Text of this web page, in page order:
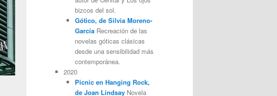
bizcos del sol.
Gótico, de Silvia Moreno-
GarcíaRecreación de las
novelas góticas clásicas
desde una sensibilidad más
contemporánea.
2020
Picnic en Hanging Rock,
de Joan LindsayNovela